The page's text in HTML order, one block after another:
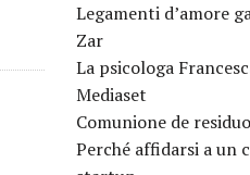
Legamenti d’amore
Zar
La psicologa
Mediaset
Comunione de
Perché affidarsi a un